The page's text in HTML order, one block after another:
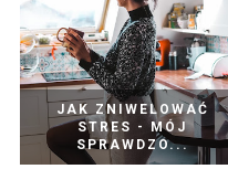
JAK ZNIWELOWAĆ
STRES - MÓJ
SPRAWDZO...